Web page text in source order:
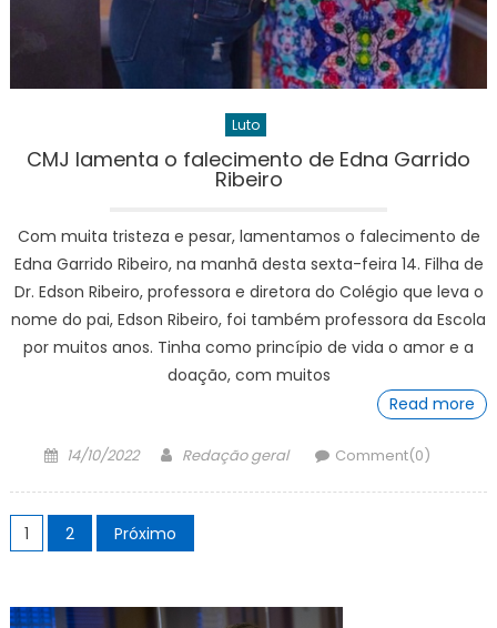
Luto
CMJ lamenta o falecimento de Edna Garrido
Ribeiro
Com muita tristeza e pesar, lamentamos o falecimento de
Edna Garrido Ribeiro, na manhã desta sexta-feira 14. Filha de
Dr. Edson Ribeiro, professora e diretora do Colégio que leva o
nome do pai, Edson Ribeiro, foi também professora da Escola
por muitos anos. Tinha como princípio de vida o amor e a
doação, com muitos
Read more
Posted
14/10/2022 Author
Redação geral Comment(0)
Paginação
de
posts
1 2 Próximo